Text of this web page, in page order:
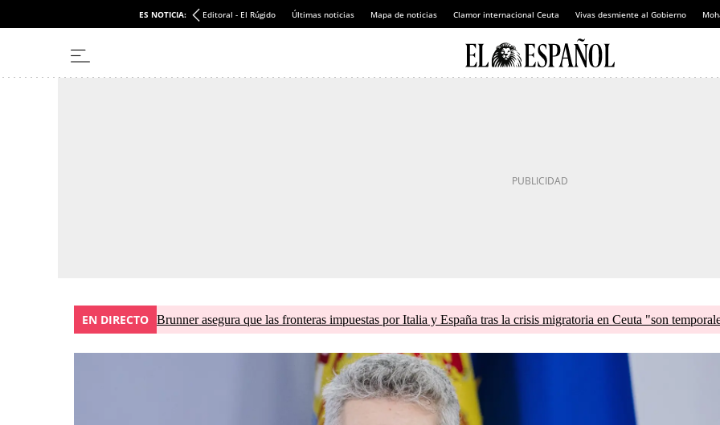
ES NOTICIA: Editoral - El Rúgido Últimas noticias Mapa de noticias Clamor internacional Ceuta Vivas desmiente al Gobierno
EN DIRECTO Brunner asegura que las fronteras impuestas por Italia y España tras la crisis migratoria en Ceuta "son